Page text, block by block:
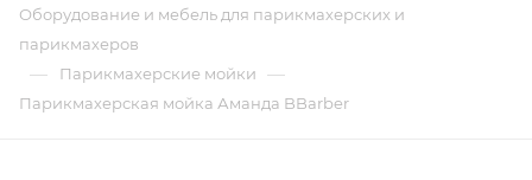
Оборудование и мебель для парикмахерских и
парикмахеров
— Парикмахерские мойки —
Парикмахерская мойка Аманда BBarber